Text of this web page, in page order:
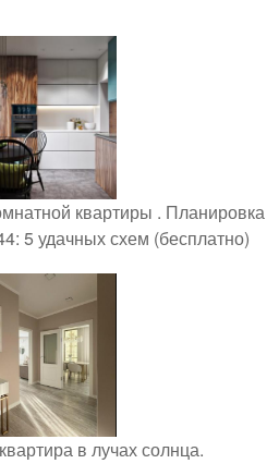
квартиры . Планировка
5 удачных схем (бесплатно)
в лучах солнца.